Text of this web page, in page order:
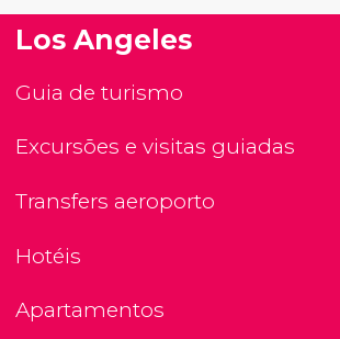
Los Angeles
Guia de turismo
Excursões e visitas guiadas
Transfers aeroporto
Hotéis
Apartamentos